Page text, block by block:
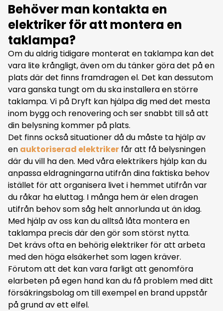
Behöver man kontakta en
elektriker för att montera en
taklampa?
Om du aldrig tidigare monterat en taklampa kan det
vara lite krångligt, även om du tänker göra det på en
plats där det finns framdragen el. Det kan dessutom
vara ganska tungt om du ska installera en större
taklampa. Vi på Dryft kan hjälpa dig med det mesta
inom bygg och renovering och ser snabbt till så att
din belysning kommer på plats.
Det finns också situationer då du måste ta hjälp av
en auktoriserad elektriker får att få belysningen
där du vill ha den. Med våra elektrikers hjälp kan du
anpassa eldragningarna utifrån dina faktiska behov
istället för att organisera livet i hemmet utifrån var
du råkar ha eluttag. I många hem är elen dragen
utifrån behov som såg helt annorlunda ut än idag.
Med hjälp av oss kan du alltså låta montera en
taklampa precis där den gör som störst nytta.
Det krävs ofta en behörig elektriker för att arbeta
med den höga elsäkerhet som lagen kräver.
Förutom att det kan vara farligt att genomföra
elarbeten på egen hand kan du få problem med ditt
försäkringsbolag om till exempel en brand uppstår
på grund av ett elfel.